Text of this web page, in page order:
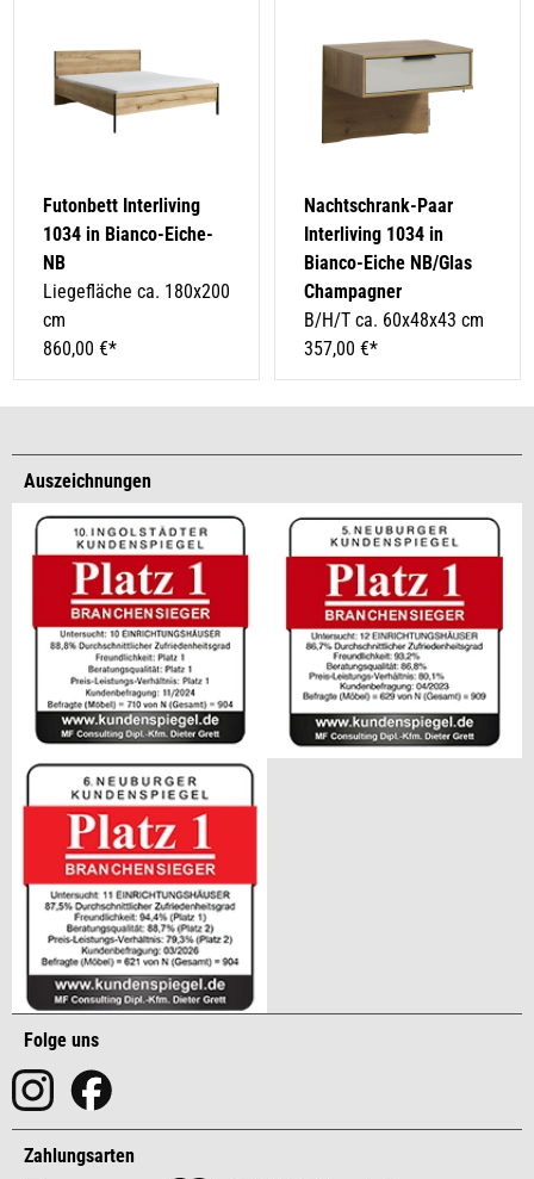
Futonbett Interliving
1034 in Bianco-Eiche-
NB
Liegefläche ca. 180x200
cm
860,00 €*
Nachtschrank-Paar
Interliving 1034 in
Bianco-Eiche NB/Glas
Champagner
B/H/T ca. 60x48x43 cm
357,00 €*
Auszeichnungen
Folge uns
Zahlungsarten